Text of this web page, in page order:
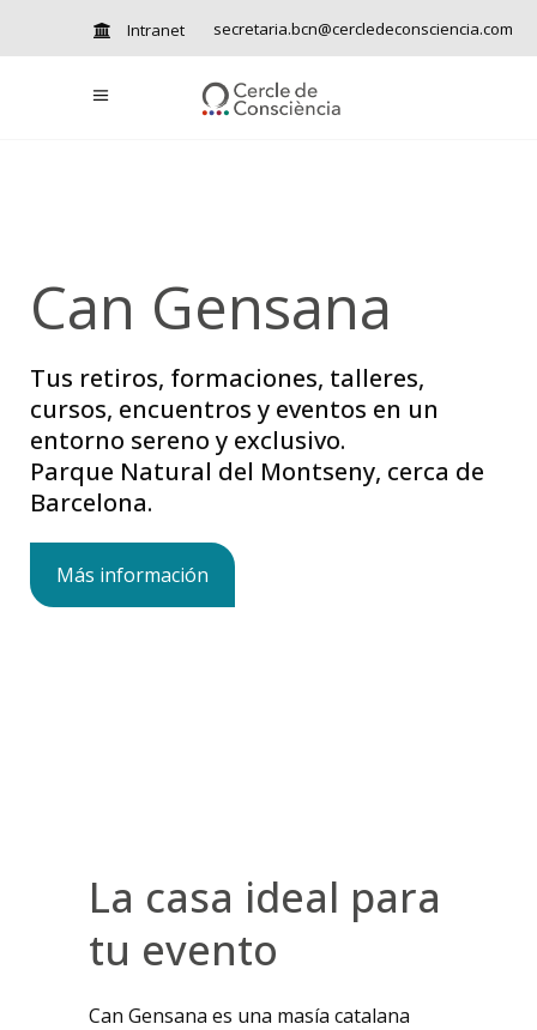
Intranet secretaria.bcn@cercledeconsciencia.com
Can Gensana
Tus retiros, formaciones, talleres,
cursos, encuentros y eventos en un
entorno sereno y exclusivo.
Parque Natural del Montseny, cerca de
Barcelona.
Más información
La casa ideal para
tu evento
Can Gensana es una masía catalana